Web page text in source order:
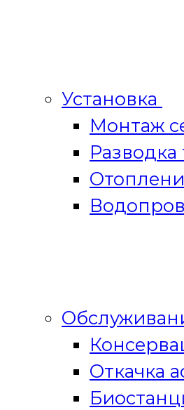
Установка
Монтаж
Откачка